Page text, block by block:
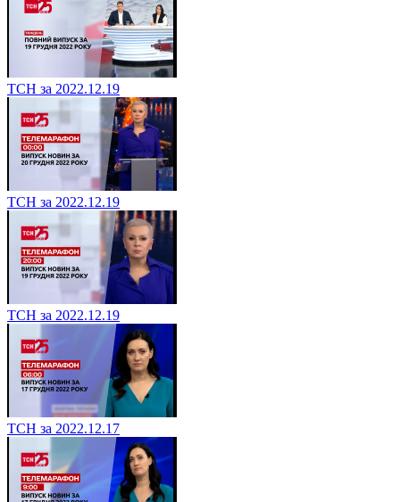
ТСН за 2022.12.19
ТСН за 2022.12.19
ТСН за 2022.12.19
ТСН за 2022.12.17